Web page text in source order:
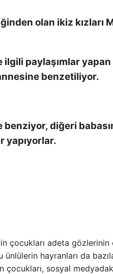
olan ikiz kızları
paylaşımlar
benzetiliyor.
benziyor, diğeri
yapıyorlar.
çocukları adeta gözlerinin
hayranları da
sosyal